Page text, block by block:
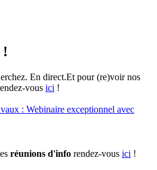
!
En direct.Et pour (re)voir nos
vous ici !
: Webinaire exceptionnel avec
réunions d'info rendez-vous ici !